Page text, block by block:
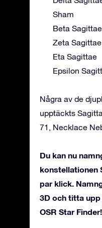
Sham
Beta Sagittae
Zeta Sagittae
Eta Sagittae
Epsilon
Några av de
upptäckts
71, Necklace
Du kan nu
konstellationen
par klick.
3D och titta
OSR Star Finder!